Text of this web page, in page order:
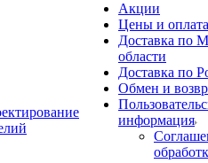
Акции
Цены и оплата
Доставка по
области
Доставка по
Обмен и
информация